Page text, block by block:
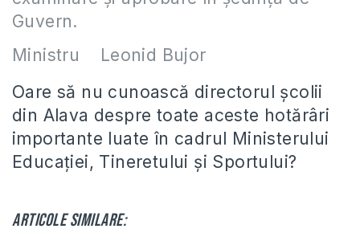
Guvern.
Ministru Leonid Bujor
Oare să nu cunoască directorul şcolii
din Alava despre toate aceste hotărâri
importante luate în cadrul Ministerului
Educaţiei, Tineretului şi Sportului?
Articole similare: